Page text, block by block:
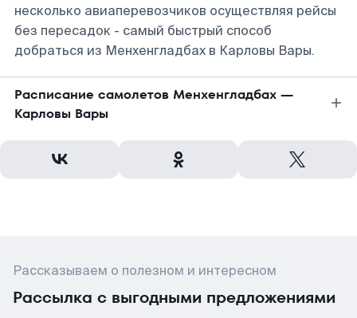
несколько авиаперевозчиков осуществляя рейсы
без пересадок - самый быстрый способ
добраться из Менхенгладбах в Карловы Вары.
Расписание самолетов Менхенгладбах —
Карловы Вары
Рассказываем о полезном и интересном
Рассылка с выгодными предложениями